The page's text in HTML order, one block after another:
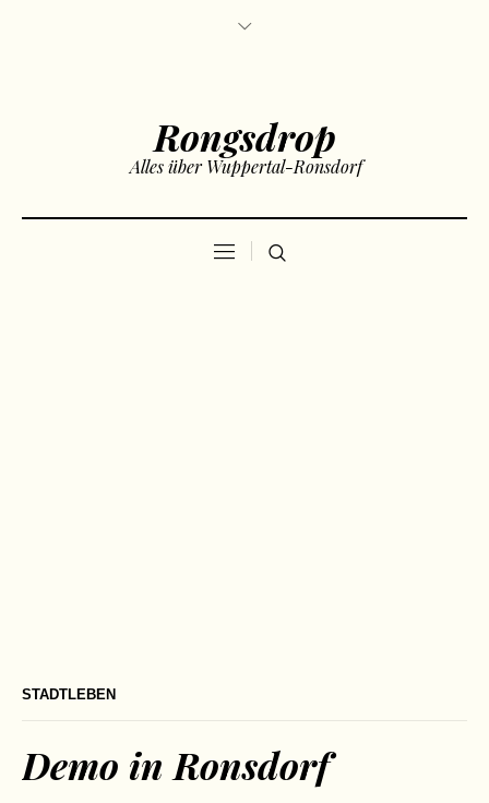
Rongsdrop
Alles über Wuppertal-Ronsdorf
STADTLEBEN
Demo in Ronsdorf